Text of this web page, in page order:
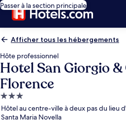
Passer à la section principale
Afficher tous les hébergements
Hôte professionnel
Hotel San Giorgio
Florence
Hébergement
3.0 étoiles
Hôtel au centre-ville à deux pas du lieu
Santa Maria Novella